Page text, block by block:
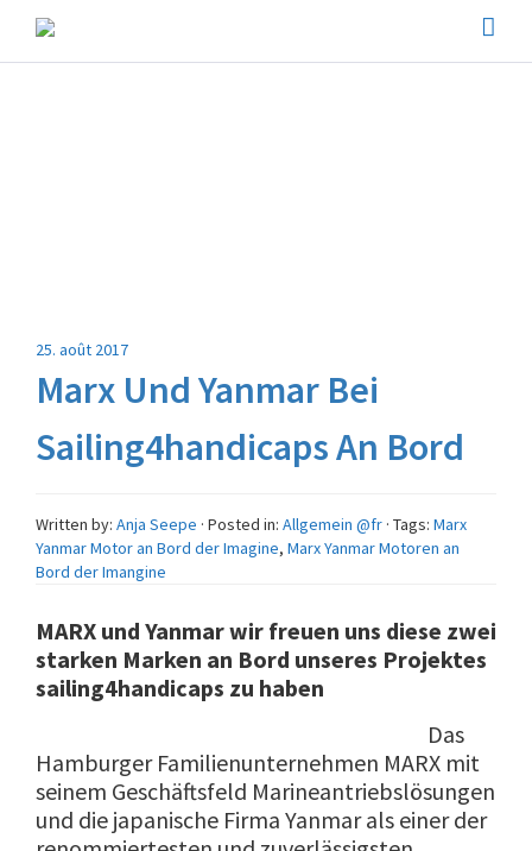
25. août 2017
Marx Und Yanmar Bei
Sailing4handicaps An Bord
Written by: Anja Seepe · Posted in: Allgemein @fr · Tags: Marx
Yanmar Motor an Bord der Imagine, Marx Yanmar Motoren an
Bord der Imangine
MARX und Yanmar wir freuen uns diese zwei
starken Marken an Bord unseres Projektes
sailing4handicaps zu haben
Das
Hamburger Familienunternehmen MARX mit
seinem Geschäftsfeld Marineantriebslösungen
und die japanische Firma Yanmar als einer der